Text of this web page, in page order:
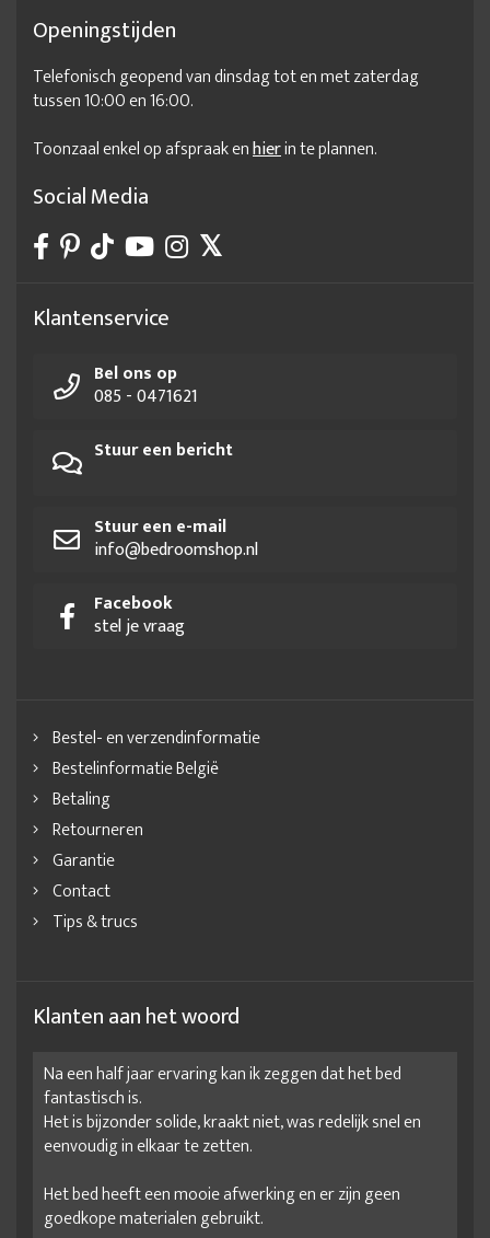
Openingstijden
Telefonisch geopend van dinsdag tot en met zaterdag
tussen 10:00 en 16:00.
Toonzaal enkel op afspraak enhierin te plannen.
Social Media
Klantenservice
Bel ons op
085 - 0471621
Stuur een bericht
Stuur een e-mail
info@bedroomshop.nl
Facebook
stel je vraag
Bestel- en verzendinformatie
Bestelinformatie België
Betaling
Retourneren
Garantie
Contact
Tips & trucs
Klanten aan het woord
Na een half jaar ervaring kan ik zeggen dat het bed
fantastisch is.
Het is bijzonder solide, kraakt niet, was redelijk snel en
eenvoudig in elkaar te zetten.
Het bed heeft een mooie afwerking en er zijn geen
goedkope materialen gebruikt.